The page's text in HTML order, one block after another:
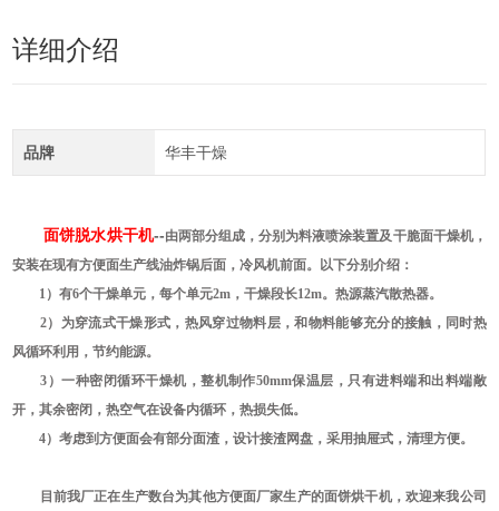
详细介绍
品牌 华丰干燥
面饼脱水烘干机--由两部分组成，分别为料液喷涂装置及干脆面干燥机，
安装在现有方便面生产线油炸锅后面，冷风机前面。以下分别介绍：
1）有6个干燥单元，每个单元2m，干燥段长12m。热源蒸汽散热器。
2）为穿流式干燥形式，热风穿过物料层，和物料能够充分的接触，同时热
风循环利用，节约能源。
3）一种密闭循环干燥机，整机制作50mm保温层，只有进料端和出料端敞
开，其余密闭，热空气在设备内循环，热损失低。
4）考虑到方便面会有部分面渣，设计接渣网盘，采用抽屉式，清理方便。
目前我厂正在生产数台为其他方便面厂家生产的面饼烘干机，欢迎来我公司